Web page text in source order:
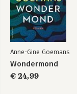
Anne-Gine Goemans
Wondermond
€ 24,99